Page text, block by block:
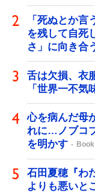
「死ぬとか
を残して自死
さ」に向き合
舌は欠損、衣
「世界一不気
心を病んだ母
れに…ノブコ
を明かす
石田夏穂『わ
よりも悪いと